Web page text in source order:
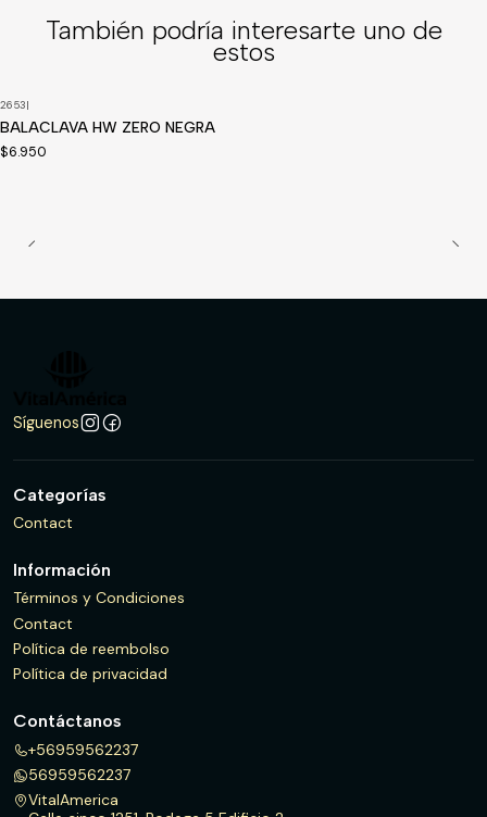
También podría interesarte uno de
estos
2653|
BALACLAVA HW ZERO NEGRA
$6.950
Síguenos
Categorías
Contact
Información
Términos y Condiciones
Contact
Política de reembolso
Política de privacidad
Contáctanos
+56959562237
56959562237
VitalAmerica